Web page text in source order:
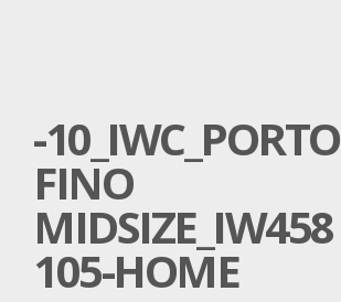
-10_IWC_PORTO
FINO
MIDSIZE_IW458
105-HOME